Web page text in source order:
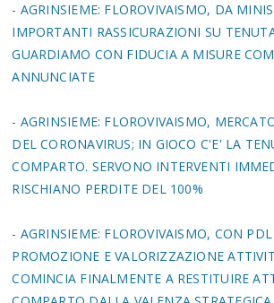
- AGRINSIEME: FLOROVIVAISMO, DA
IMPORTANTI RASSICURAZIONI SU
GUARDIAMO CON FIDUCIA A MISURE
ANNUNCIATE
- AGRINSIEME: FLOROVIVAISMO,
DEL CORONAVIRUS; IN GIOCO C'E' LA
COMPARTO. SERVONO INTERVENTI
RISCHIANO PERDITE DEL 100%
- AGRINSIEME: FLOROVIVAISMO, CON
PROMOZIONE E VALORIZZAZIONE
COMINCIA FINALMENTE A RESTITUIRE